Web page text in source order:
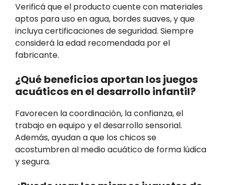
Verificá que el producto cuente con materiales
aptos para uso en agua, bordes suaves, y que
incluya certificaciones de seguridad. Siempre
considerá la edad recomendada por el
fabricante.
¿Qué beneficios aportan los juegos
acuáticos en el desarrollo infantil?
Favorecen la coordinación, la confianza, el
trabajo en equipo y el desarrollo sensorial.
Además, ayudan a que los chicos se
acostumbren al medio acuático de forma lúdica
y segura.